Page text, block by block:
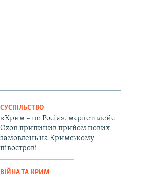
СУСПІЛЬСТВО
«Крим – не Росія»: маркетплейс
Ozon припинив прийом нових
замовлень на Кримському
півострові
ВІЙНА ТА КРИМ